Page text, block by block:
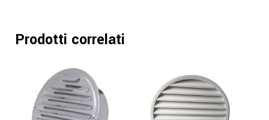
Prodotti correlati